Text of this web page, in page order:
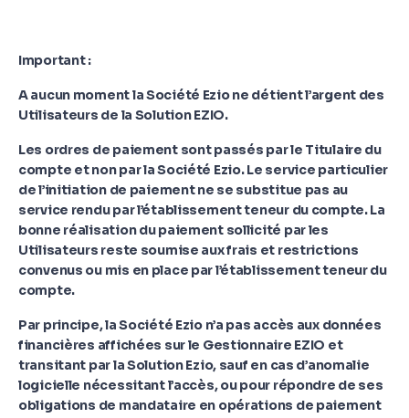
Important :
A aucun moment la Société Ezio ne détient l’argent des
Utilisateurs de la Solution EZIO.
Les ordres de paiement sont passés par le Titulaire du
compte et non par la Société Ezio. Le service particulier
de l’initiation de paiement ne se substitue pas au
service rendu par l’établissement teneur du compte. La
bonne réalisation du paiement sollicité par les
Utilisateurs reste soumise aux frais et restrictions
convenus ou mis en place par l’établissement teneur du
compte.
Par principe, la Société Ezio n’a pas accès aux données
financières affichées sur le Gestionnaire EZIO et
transitant par la Solution Ezio, sauf en cas d’anomalie
logicielle nécessitant l’accès, ou pour répondre de ses
obligations de mandataire en opérations de paiement